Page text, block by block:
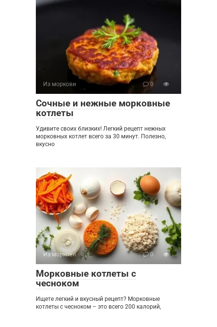
Из моркови 0
Сочные и нежные морковные
котлеты
Удивите своих близких! Легкий рецепт нежных
морковных котлет всего за 30 минут. Полезно,
вкусно
Из моркови 0
Морковные котлеты с
чесноком
Ищете легкий и вкусный рецепт? Морковные
котлеты с чесноком – это всего 200 калорий,